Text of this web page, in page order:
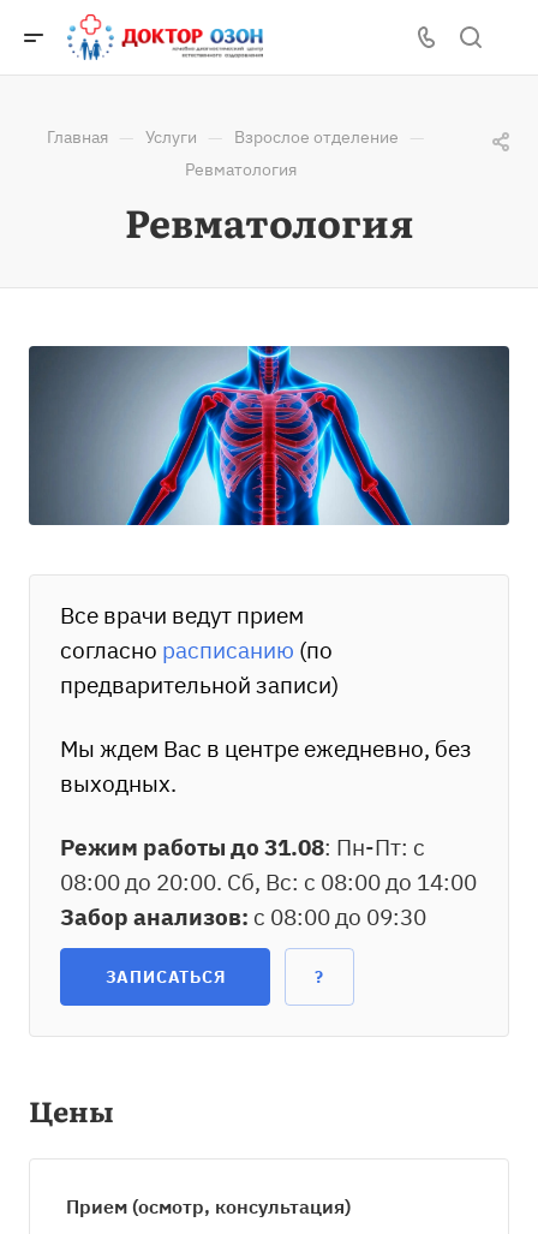
Главная — Услуги — Взрослое отделение —
Ревматология
Ревматология
Все врачи ведут прием
согласно расписанию (по
предварительной записи)
Мы ждем Вас в центре ежедневно, без
выходных.
Режим работы до 31.08: Пн-Пт: с
08:00 до 20:00. Сб, Вс: с 08:00 до 14:00
Забор анализов: с 08:00 до 09:30
ЗАПИСАТЬСЯ ?
Цены
Прием (осмотр, консультация)